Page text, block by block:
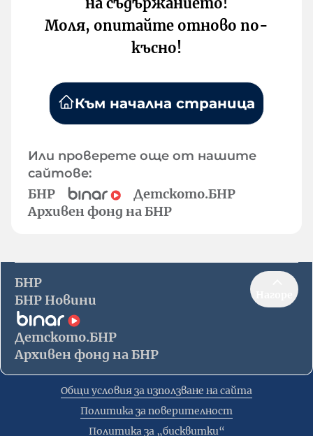
Моля, опитайте отново по-
късно!
Към начална страница
Или проверете още от нашите
сайтове:
БНР
Детското.БНР
Архивен фонд на БНР
БНР
БНР Новини
Детското.БНР
Архивен фонд на БНР
Общи условия за използване на сайта
Политика за поверителност
Политика за „бисквитки“